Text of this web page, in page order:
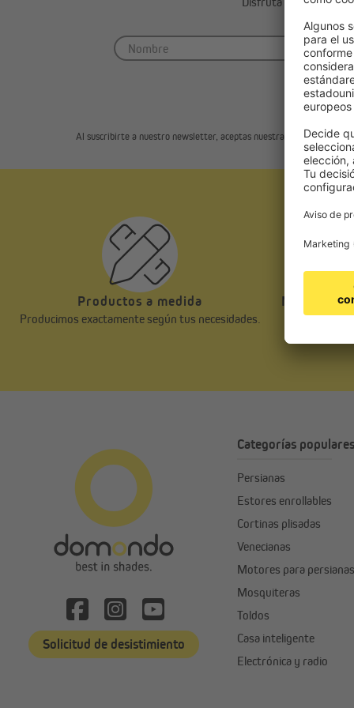
Al suscribirte a nuestro newsletter, aceptas nuestra política de
Productos a medida
Producimos exactamente según tus necesidades.
Nuestros
Cuidamos
Solicitud de desistimiento
Categorías populares
Persianas
Estores enrollables
Cortinas plisadas
Venecianas
Motores para persianas
Mosquiteras
Toldos
Casa inteligente
Electrónica y radio